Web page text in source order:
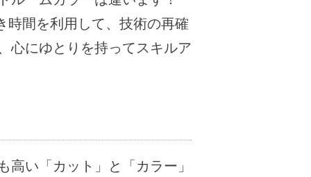
時間を利用して、技術の再確
心にゆとりを持ってスキルア
い「カット」と「カラー」